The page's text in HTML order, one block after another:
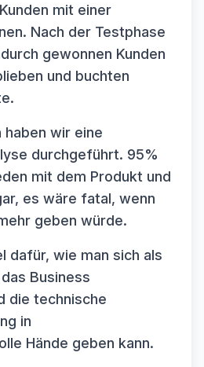
mit einer
Nach der Testphase
gewonnen Kunden
und buchten
haben wir eine
durchgeführt. 95%
mit dem Produkt und
es wäre fatal, wenn
geben würde.
dafür, wie man sich als
Business
die technische
in
Hände geben kann.